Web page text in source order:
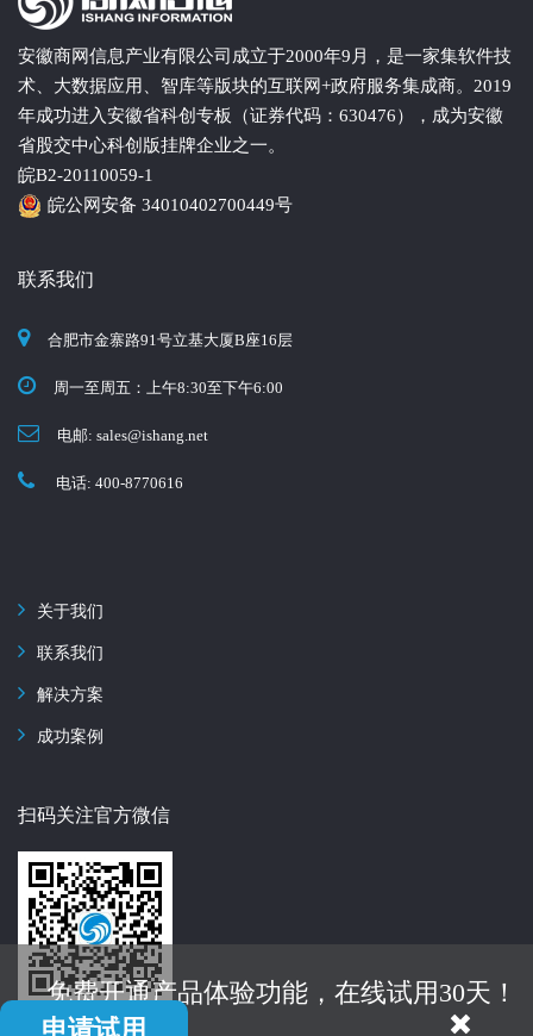
安徽商网信息产业有限公司成立于2000年9月，是一家集软件技
术、大数据应用、智库等版块的互联网+政府服务集成商。2019
年成功进入安徽省科创专板（证券代码：630476），成为安徽
省股交中心科创版挂牌企业之一。
皖B2-20110059-1
皖公网安备 34010402700449号
联系我们
合肥市金寨路91号立基大厦B座16层
周一至周五：上午8:30至下午6:00
电邮: sales ishang.net
电话: 400-8770616
关于我们
联系我们
解决方案
成功案例
扫码关注官方微信
免费开通产品体验功能，在线试用30天！
申请试用